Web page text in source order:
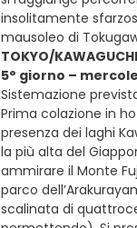
insolitamente
mausoleo di
TOKYO/
5° giorno –
Sistemazione
Prima colazione in
presenza dei laghi
la più alta del
ammirare il Monte
parco
scalinata di